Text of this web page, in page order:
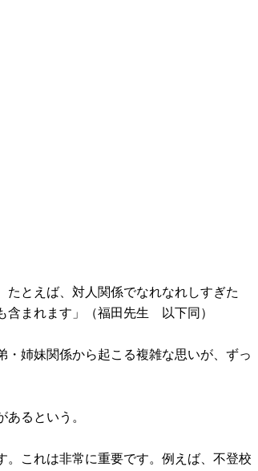
たとえば、対人関係でなれなれしすぎた
含まれます」（福田先生 以下同）
姉妹関係から起こる複雑な思いが、ずっ
るという。
。これは非常に重要です。例えば、不登校